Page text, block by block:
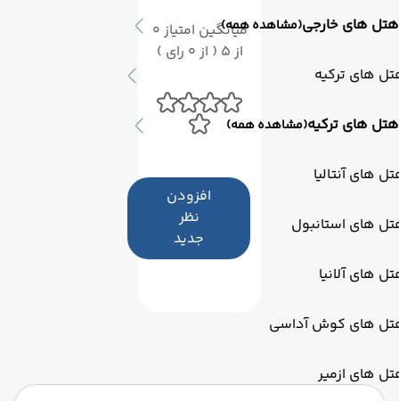
هتل های خارجی(مشاهده همه)
های ترکیه
هتل های ترکیه(مشاهده همه)
های آنتالیا
های استانبول
های آلانیا
های کوش آداسی
های ازمیر
میانگین امتیاز 0
از 5 ( از 0 رای )
افزودن
نظر
جدید